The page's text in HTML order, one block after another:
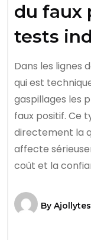
du faux
tests
Dans les lignes
qui est
gaspillages les
faux positif. Ce
directement la
affecte
coût et la
By